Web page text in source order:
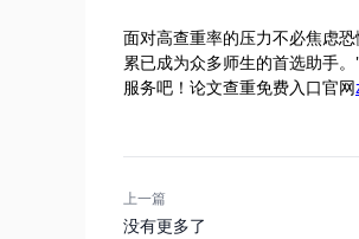
面对高查重率的压力不必焦虑
累已成为众多师生的首选助手
服务吧！论文查重免费入口官网
上一篇
没有更多了